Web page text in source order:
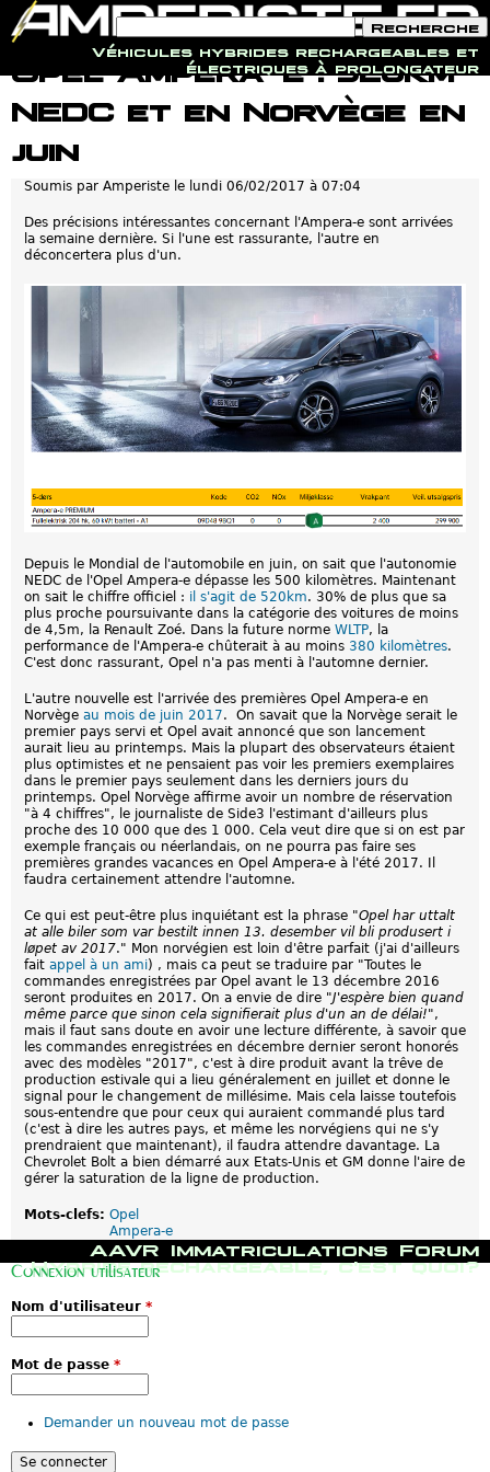
Jump to navigation
Véhicules hybrides rechargeables et
électriques à prolongateur
o
r
m
d
r
e
c
e
e
c
h
c
Opel Ampera-e : 520km
NEDC et en Norvège en
juin
Soumis par Amperiste le lundi 06/02/2017 à 07:04
Des précisions intéressantes concernant l'Ampera-e sont arrivées
la semaine dernière. Si l'une est rassurante, l'autre en
déconcertera plus d'un.
Depuis le Mondial de l'automobile en juin, on sait que l'autonomie
NEDC de l'Opel Ampera-e dépasse les 500 kilomètres. Maintenant
on sait le chiffre officiel : il s'agit de 520km. 30% de plus que sa
plus proche poursuivante dans la catégorie des voitures de moins
de 4,5m, la Renault Zoé. Dans la future norme WLTP, la
performance de l'Ampera-e chûterait à au moins 380 kilomètres.
C'est donc rassurant, Opel n'a pas menti à l'automne dernier.
L'autre nouvelle est l'arrivée des premières Opel Ampera-e en
Norvège au mois de juin 2017. On savait que la Norvège serait le
premier pays servi et Opel avait annoncé que son lancement
aurait lieu au printemps. Mais la plupart des observateurs étaient
plus optimistes et ne pensaient pas voir les premiers exemplaires
dans le premier pays seulement dans les derniers jours du
printemps. Opel Norvège affirme avoir un nombre de réservation
"à 4 chiffres", le journaliste de Side3 l'estimant d'ailleurs plus
proche des 10 000 que des 1 000. Cela veut dire que si on est par
exemple français ou néerlandais, on ne pourra pas faire ses
premières grandes vacances en Opel Ampera-e à l'été 2017. Il
faudra certainement attendre l'automne.
Ce qui est peut-être plus inquiétant est la phrase "Opel har uttalt
at alle biler som var bestilt innen 13. desember vil bli produsert i
løpet av 2017." Mon norvégien est loin d'être parfait (j'ai d'ailleurs
fait appel à un ami) , mais ca peut se traduire par "Toutes le
commandes enregistrées par Opel avant le 13 décembre 2016
seront produites en 2017. On a envie de dire "J'espère bien quand
même parce que sinon cela signifierait plus d'un an de délai!",
mais il faut sans doute en avoir une lecture différente, à savoir que
les commandes enregistrées en décembre dernier seront honorés
avec des modèles "2017", c'est à dire produit avant la trêve de
production estivale qui a lieu généralement en juillet et donne le
signal pour le changement de millésime. Mais cela laisse toutefois
sous-entendre que pour ceux qui auraient commandé plus tard
(c'est à dire les autres pays, et même les norvégiens qui ne s'y
prendraient que maintenant), il faudra attendre davantage. La
Chevrolet Bolt a bien démarré aux Etats-Unis et GM donne l'aire de
gérer la saturation de la ligne de production.
Mots-clefs: Opel
Ampera-e
M
e
p
Forum
Immatriculations
AAVR
Hybride rechargeable, c'est quoi?
Connexion utilisateur
Nom d'utilisateur *
Mot de passe *
Demander un nouveau mot de passe